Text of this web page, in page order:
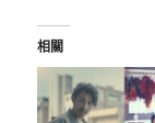
相關